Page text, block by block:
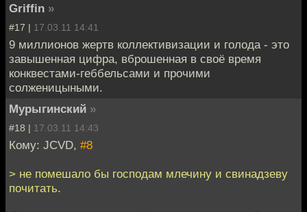
Griffin »
#17 | 17.03.11 14:41
9 миллионов жертв коллективизации и голода - это
завышенная цифра, вброшенная в своё время
конквестами-геббельсами и прочими
солженицыными.
Мурыгинский »
#18 | 17.03.11 14:43
Кому: JCVD, #8
> не помешало бы господам млечину и свинадзеву
почитать.